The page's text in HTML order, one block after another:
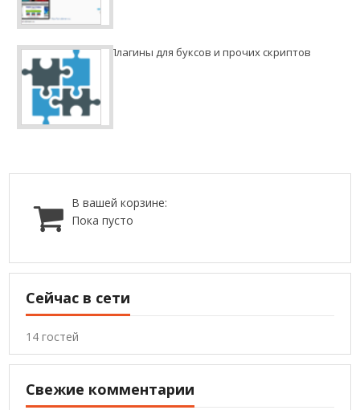
Плагины для буксов и прочих скриптов
В вашей корзине:
Пока пусто
Сейчас в сети
14 гостей
Свежие комментарии